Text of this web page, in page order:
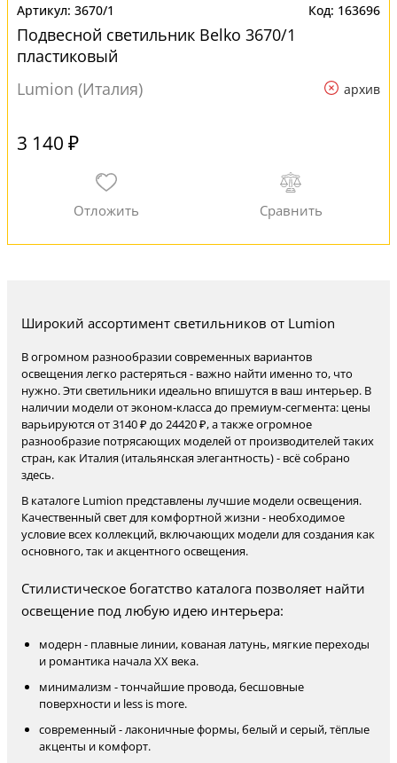
3670/1 163696
Подвесной светильник Belko 3670/1
пластиковый
Lumion (Италия)
архив
3 140 ₽
Широкий ассортимент светильников от Lumion
В огромном разнообразии современных вариантов
освещения легко растеряться - важно найти именно то, что
нужно. Эти светильники идеально впишутся в ваш интерьер. В
наличии модели от эконом-класса до премиум-сегмента: цены
варьируются от 3140 ₽ до 24420 ₽, а также огромное
разнообразие потрясающих моделей от производителей таких
стран, как Италия (итальянская элегантность) - всё собрано
здесь.
В каталоге Lumion представлены лучшие модели освещения.
Качественный свет для комфортной жизни - необходимое
условие всех коллекций, включающих модели для создания как
основного, так и акцентного освещения.
Стилистическое богатство каталога позволяет найти
освещение под любую идею интерьера:
модерн - плавные линии, кованая латунь, мягкие переходы
и романтика начала XX века.
минимализм - тончайшие провода, бесшовные
поверхности и less is more.
современный - лаконичные формы, белый и серый, тёплые
акценты и комфорт.